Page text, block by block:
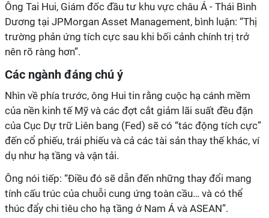
Ông Tai Hui, Giám đốc đầu tư khu vực châu Á - Thái Bình
Dương tại JPMorgan Asset Management, bình luận: “Thị
trường phản ứng tích cực sau khi bối cảnh chính trị trở
nên rõ ràng hơn”.
Các ngành đáng chú ý
Nhìn về phía trước, ông Hui tin rằng cuộc hạ cánh mềm
của nền kinh tế Mỹ và các đợt cắt giảm lãi suất đều đặn
của Cục Dự trữ Liên bang (Fed) sẽ có “tác động tích cực”
đến cổ phiếu, trái phiếu và cả các tài sản thay thế khác, ví
dụ như hạ tầng và vận tải.
Ông nói tiếp: “Điều đó sẽ dẫn đến những thay đổi mang
tính cấu trúc của chuỗi cung ứng toàn cầu… và có thể
thúc đẩy chi tiêu cho hạ tầng ở Nam Á và ASEAN”.